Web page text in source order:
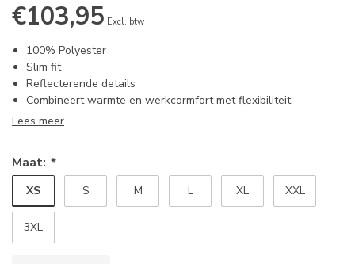
€103,95 Excl. btw
100% Polyester
Slim fit
Reflecterende details
Combineert warmte en werkcormfort met flexibiliteit
Lees meer
Maat: *
XS S M L XL XXL
3XL